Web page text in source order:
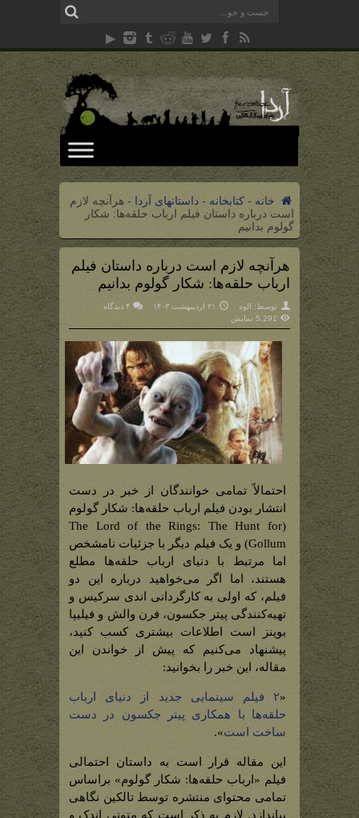
خانه - کتابخانه - داستانهای آردا - هرآنچه لازم
است درباره داستان فیلم ارباب حلقه‌ها: شکار
گولوم بدانیم
هرآنچه لازم است درباره داستان فیلم
ارباب حلقه‌ها: شکار گولوم بدانیم
توسط: الوه ۲۱ اردیبهشت ۱۴۰۳
۴ دیدگاه
5,291 نمایش
احتمالاً تمامی خوانندگان از خبر در دست
انتشار بودن فیلم ارباب حلقه‌ها: شکار گولوم
(The Lord of the Rings: The Hunt for
Gollum) و یک فیلم دیگر با جزئیات نامشخص
اما مرتبط با دنیای ارباب حلقه‌ها مطلع
هستند، اما اگر می‌خواهید درباره این دو
فیلم، که اولی به کارگردانی اندی سرکیس و
تهیه‌کنندگی پیتر جکسون، فرن والش و فیلیپا
بوینز است اطلاعات بیشتری کسب کنید،
پیشنهاد می‌کنیم که پیش از خواندن این
مقاله، این خبر را بخوانید:
«
۲ فیلم سینمایی جدید از دنیای ارباب
حلقه‌ها با همکاری پیتر جکسون در دست
ساخت است».
این مقاله قرار است به داستان احتمالی
فیلم «ارباب حلقه‌ها: شکار گولوم» براساس
تمامی محتوای منتشره توسط تالکین نگاهی
بیاندازد. لازم به ذکر است که متونی اندک و